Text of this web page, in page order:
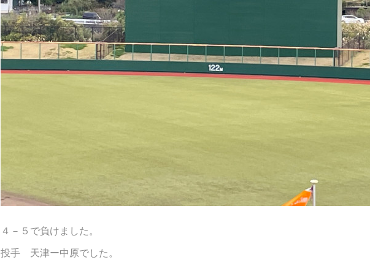
４－５で負けました。
投手 天津ー中原でした。